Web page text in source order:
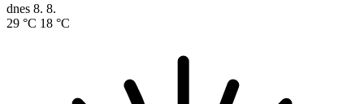
dnes 8. 8.
29 °C 18 °C